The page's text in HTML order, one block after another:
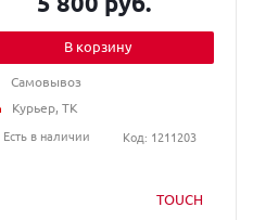
TOUCH
В корзину
Самовывоз
Курьер, ТК
Есть в наличии
Код: 1211203